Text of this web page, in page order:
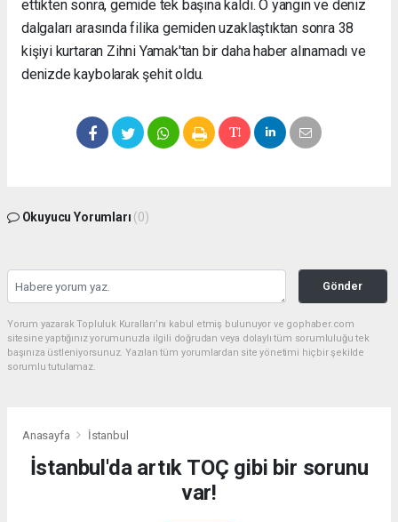
ettikten sonra, gemide tek başına kaldı. O yangın ve deniz
dalgaları arasında filika gemiden uzaklaştıktan sonra 38
kişiyi kurtaran Zihni Yamak'tan bir daha haber alınamadı ve
denizde kaybolarak şehit oldu.
Okuyucu Yorumları (0)
Gönder
Yorum yazarak Topluluk Kuralları’nı kabul etmiş bulunuyor ve gophaber.com
sitesine yaptığınız yorumunuzla ilgili doğrudan veya dolaylı tüm sorumluluğu tek
başınıza üstleniyorsunuz. Yazılan tüm yorumlardan site yönetimi hiçbir şekilde
sorumlu tutulamaz.
Anasayfa İstanbul
İstanbul'da artık TOÇ gibi bir sorunu
var!